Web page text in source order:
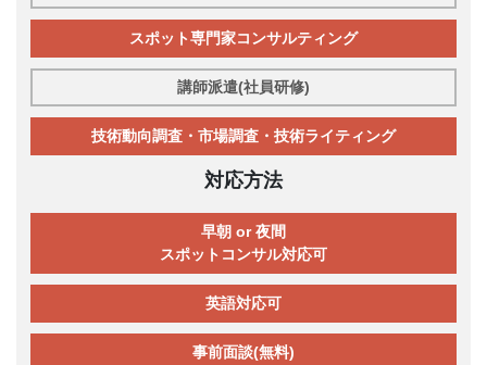
スポット専門家コンサルティング
講師派遣(社員研修)
技術動向調査・市場調査・技術ライティング
対応方法
早朝 or 夜間
スポットコンサル対応可
英語対応可
事前面談(無料)